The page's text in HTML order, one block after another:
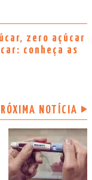
zero açúcar
conheça as
NOTÍCIA